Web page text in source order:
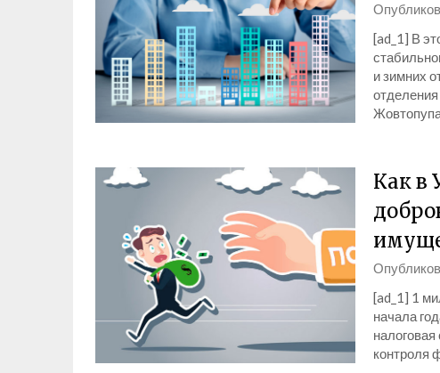
[ad_1] В
и зимних
Как в
[ad_1] 1
начала
контроля